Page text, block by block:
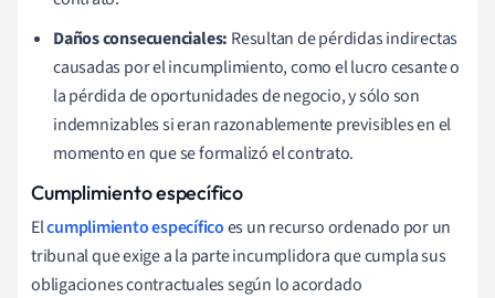
Daños consecuenciales: Resultan de pérdidas indirectas
causadas por el incumplimiento, como el lucro cesante o
la pérdida de oportunidades de negocio, y sólo son
indemnizables si eran razonablemente previsibles en el
momento en que se formalizó el contrato.
Cumplimiento específico
Elcumplimiento específicoes un recurso ordenado por un
tribunal que exige a la parte incumplidora que cumpla sus
obligaciones contractuales según lo acordado